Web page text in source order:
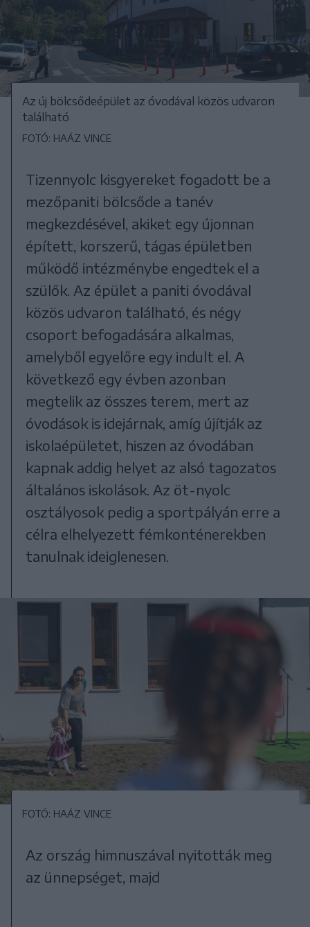
Az új bölcsődeépület az óvodával közös udvaron
található
FOTÓ: HAÁZ VINCE
Tizennyolc kisgyereket fogadott be a
mezőpaniti bölcsőde a tanév
megkezdésével, akiket egy újonnan
épített, korszerű, tágas épületben
működő intézménybe engedtek el a
szülők. Az épület a paniti óvodával
közös udvaron található, és négy
csoport befogadására alkalmas,
amelyből egyelőre egy indult el. A
következő egy évben azonban
megtelik az összes terem, mert az
óvodások is idejárnak, amíg újítják az
iskolaépületet, hiszen az óvodában
kapnak addig helyet az alsó tagozatos
általános iskolások. Az öt-nyolc
osztályosok pedig a sportpályán erre a
célra elhelyezett fémkonténerekben
tanulnak ideiglenesen.
FOTÓ: HAÁZ VINCE
Az ország himnuszával nyitották meg
az ünnepséget, majd